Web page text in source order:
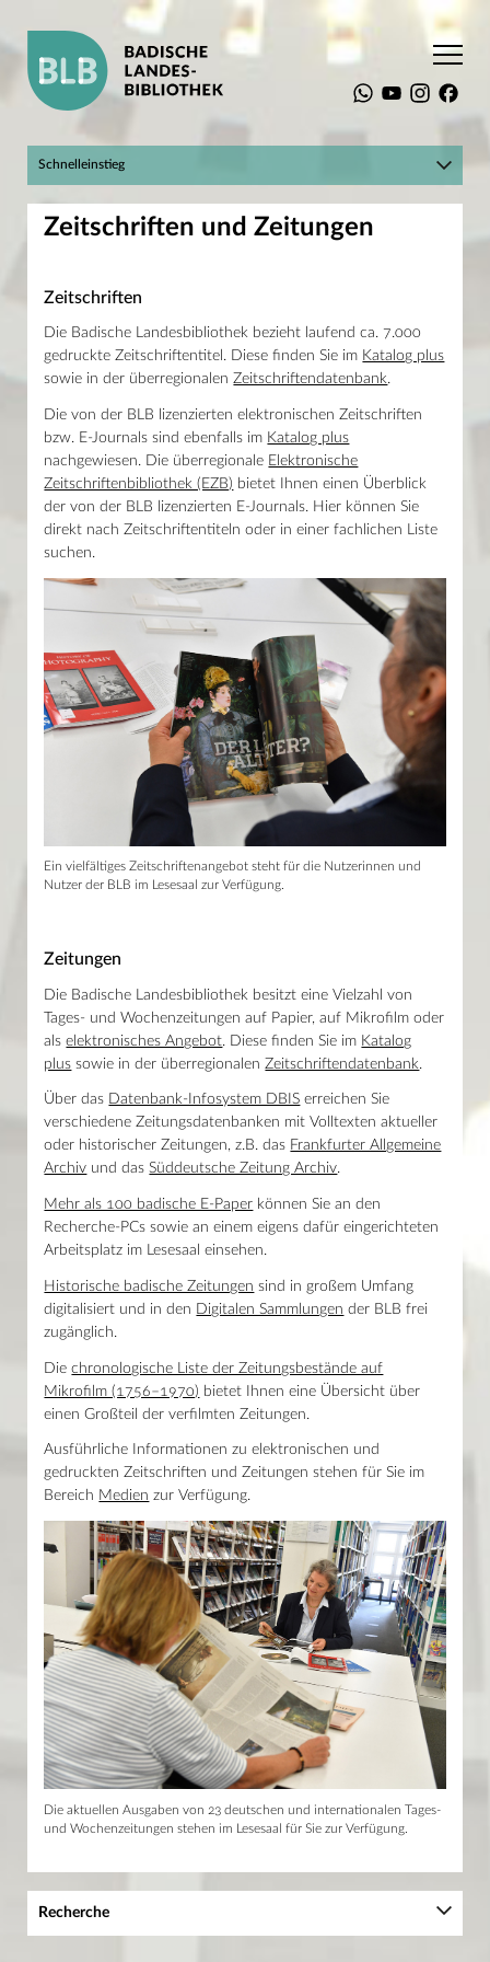
Startseite Recherche
Suchen
Recherche
Datenbanken
Zeitschriften und Zeitungen
Baden-Württemberg
Spezialbestände
Digitalisierte Bestände der BLB
In Karlsruhe und weltweit
Service
Sammlungen
Aktuelles
Kalender
Presse
Shop
Glossar
Kontakt
Zeitschriften und Zeitungen
Zeitschriften
Die Badische Landesbibliothek bezieht laufend ca. 7.000
gedruckte Zeitschriftentitel. Diese finden Sie im Katalog plus
sowie in der überregionalenZeitschriftendatenbank.
Die von der BLB lizenzierten elektronischen Zeitschriften
bzw. E-Journals sind ebenfalls im Katalog plus
nachgewiesen. Die überregionale Elektronische
Zeitschriftenbibliothek (EZB) bietet Ihnen einen Überblick
der von der BLB lizenzierten E-Journals. Hier können Sie
direkt nach Zeitschriftentiteln oder in einer fachlichen Liste
suchen.
Ein vielfältiges Zeitschriftenangebot steht für die Nutzerinnen und
Nutzer der BLB im Lesesaal zur Verfügung.
Zeitungen
Die Badische Landesbibliothek besitzt eine Vielzahl von
Tages- und Wochenzeitungen auf Papier, auf Mikrofilm oder
alselektronisches Angebot. Diese finden Sie im Katalog
plus sowie in der überregionalenZeitschriftendatenbank.
Über das Datenbank-Infosystem DBIS erreichen Sie
verschiedene Zeitungsdatenbanken mit Volltexten aktueller
oder historischer Zeitungen, z.B. das Frankfurter Allgemeine
Archiv und dasSüddeutsche Zeitung Archiv.
Mehr als 100 badische E-Paper können Sie an den
Recherche-PCs sowie an einem eigens dafür eingerichteten
Arbeitsplatz im Lesesaal einsehen.
Historische badische Zeitungen sind in großem Umfang
digitalisiert und in den Digitalen Sammlungen der BLB frei
zugänglich.
Diechronologische Liste der Zeitungsbestände auf
Mikrofilm (1756–1970) bietet Ihnen eine Übersicht über
einen Großteil der verfilmten Zeitungen.
Ausführliche Informationen zu elektronischen und
gedruckten Zeitschriften und Zeitungen stehen für Sie im
Bereich Medien zur Verfügung.
Die aktuellen Ausgaben von 23 deutschen und internationalen Tages-
und Wochenzeitungen stehen im Lesesaal für Sie zur Verfügung.
Schnelleinstieg
Hier geht's zum BLBlog!
Mein Konto
Digitale Sammlungen
Infos für Einsteiger
Adresse
Erbprinzenstraße 15
76133 Karlsruhe
T +49 721 175-2221
service@blb-karlsruhe.de
Öffnungszeiten
Haupthaus
Mo–Fr 9–19 Uhr / Sa 10–18 Uhr
Lesesaal Sammlungen
Mo–Fr 9–22 Uhr / Sa–So 10–22 Uhr
Recherche